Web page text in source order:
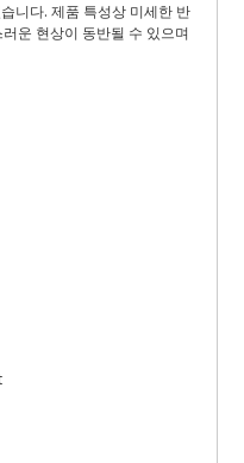
니다. 제품 특성상 미세한 반
운 현상이 동반될 수 있으며